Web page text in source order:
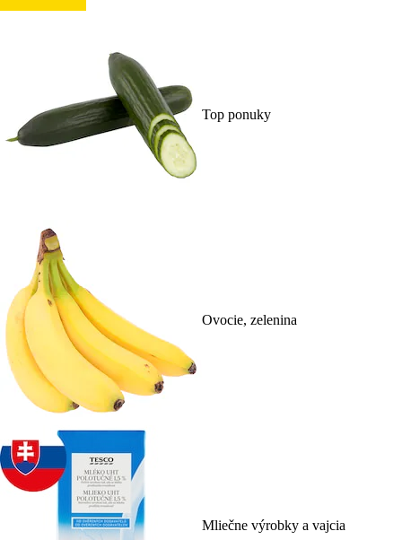
Top ponuky
Ovocie, zelenina
Mliečne výrobky a vajcia